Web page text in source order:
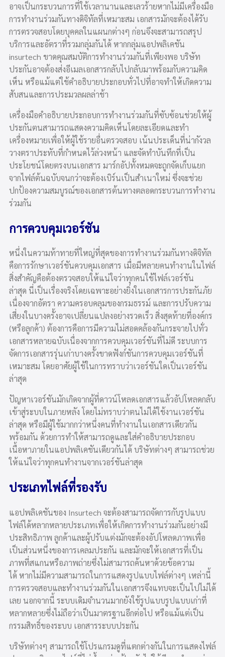
อาจเป็นกระบวนการที่ใช้เวลานานและเลวร้ายหากไม่มีเครื่องมือ
การทำงานร่วมกันทางดิจิทัลที่เหมาะสม เอกสารมักจะต้องได้รับ
การตรวจสอบโดยบุคคลในแผนกต่างๆ ก่อนจึงจะสามารถสรุป
บริการและอัตราที่รวมกลุ่มกันได้ หากกลุ่มแอปพลิเคชัน
insurtech ขาดคุณสมบัติการทำงานร่วมกันที่เพียงพอ บริษัท
ประกันอาจต้องส่งอีเมลเอกสารกลับไปกลับมาพร้อมกับความคิด
เห็น หรือแม้แต่ใช้คำอธิบายประกอบทั่วไปที่อาจทำให้เกิดความ
สับสนและการประมวลผลล่าช้า
เครื่องมือคำอธิบายประกอบการทำงานร่วมกันที่ซับซ้อนช่วยให้ผู้
ประกันตนสามารถแสดงความคิดเห็นโดยละเอียดและทำ
เครื่องหมายเพื่อให้ผู้ใช้รายอื่นตรวจสอบ เน้นประเด็นที่น่ากังวล
วางตราประทับที่กำหนดไว้ล่วงหน้า และจัดทำบันทึกที่เป็น
ประโยชน์โดยตรงบนเอกสาร มาร์กอัปทั้งหมดจะถูกจัดเก็บแยก
จากไฟล์ต้นฉบับจนกว่าจะต้องเบิร์นเป็นสำเนาใหม่ ซึ่งจะช่วย
ปกป้องความสมบูรณ์ของเอกสารต้นทางตลอดกระบวนการทำงาน
ร่วมกัน
การควบคุมเวอร์ชัน
หนึ่งในความท้าทายที่ใหญ่ที่สุดของการทำงานร่วมกันทางดิจิทัล
คือการรักษาเวอร์ชันควบคุมเอกสาร เมื่อมีหลายคนทำงานในไฟล์
สิ่งสำคัญคือต้องตรวจสอบให้แน่ใจว่าทุกคนใช้ไฟล์เวอร์ชัน
ล่าสุด นี่เป็นเรื่องจริงโดยเฉพาะอย่างยิ่งในเอกสารการประกันภัย
เนื่องจากอัตรา ความครอบคลุมของกรมธรรม์ และการปรับความ
เสี่ยงในบางครั้งอาจเปลี่ยนแปลงอย่างรวดเร็ว สิ่งสุดท้ายที่องค์กร
(หรือลูกค้า) ต้องการคือการมีความไม่สอดคล้องกันกระจายไปทั่ว
เอกสารหลายฉบับเนื่องจากการควบคุมเวอร์ชันที่ไม่ดี ระบบการ
จัดการเอกสารรุ่นเก่าบางครั้งขาดฟังก์ชันการควบคุมเวอร์ชันที่
เหมาะสม โดยอาศัยผู้ใช้ในการทราบว่าเวอร์ชันใดเป็นเวอร์ชัน
ล่าสุด
ปัญหาเวอร์ชันมักเกิดจากผู้ที่ดาวน์โหลดเอกสารแล้วอัปโหลดกลับ
เข้าสู่ระบบในภายหลัง โดยไม่ทราบว่าตนไม่ได้ใช้งานเวอร์ชัน
ล่าสุด หรือมีผู้ใช้มากกว่าหนึ่งคนที่ทำงานในเอกสารเดียวกัน
พร้อมกัน ด้วยการทำให้สามารถดูและใส่คำอธิบายประกอบ
เนื้อหาภายในแอปพลิเคชันเดียวกันได้ บริษัทต่างๆ สามารถช่วย
ให้แน่ใจว่าทุกคนทำงานจากเวอร์ชันล่าสุด
ประเภทไฟล์ที่รองรับ
แอปพลิเคชันของ Insurtech จะต้องสามารถจัดการกับรูปแบบ
ไฟล์ได้หลากหลายประเภทเพื่อให้เกิดการทำงานร่วมกันอย่างมี
ประสิทธิภาพ ลูกค้าและผู้ปรับแต่งมักจะต้องอัปโหลดภาพเพื่อ
เป็นส่วนหนึ่งของการเคลมประกัน และมักจะให้เอกสารที่เป็น
ภาพที่สแกนหรือภาพถ่ายซึ่งไม่สามารถค้นหาด้วยข้อความ
ได้ หากไม่มีความสามารถในการแสดงรูปแบบไฟล์ต่างๆ เหล่านี้
การตรวจสอบและทำงานร่วมกันในเอกสารจึงแทบจะเป็นไปไม่ได้
เลย นอกจากนี้ ระบบเดิมจำนวนมากยังใช้รูปแบบรูปแบบเก่าที่
หลากหลายซึ่งไม่ถือว่าเป็นมาตรฐานอีกต่อไป หรือแม้แต่เป็น
กรรมสิทธิ์ของระบบ เอกสารระบบประกัน
บริษัทต่างๆ สามารถใช้โปรแกรมดูที่แตกต่างกันในการแสดงไฟล์